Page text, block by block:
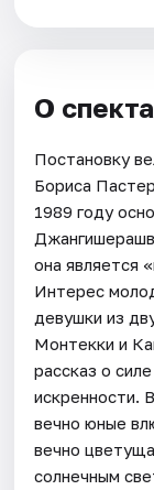
О
Постановку
Бориса
1989 году
она является
Интерес
девушки из
Монтекки и
рассказ о
искренности.
вечно юные
вечно
солнечным